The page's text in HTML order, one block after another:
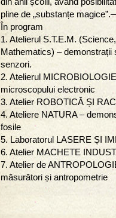
pline de „substanțe
În program
1. Atelierul S.T.E.M.
Mathematics) –
senzori.
2. Atelierul
microscopului electronic
3. Atelier ROBOTICĂ ȘI
4. Ateliere NATURA –
fosile
5. Laboratorul LASERE ȘI
6. Atelier MACHETE
7. Atelier de
măsurători și antropometrie